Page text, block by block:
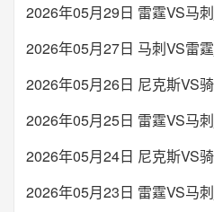
2026年05月29日 雷霆VS马
2026年05月27日 马刺VS雷
2026年05月25日 雷霆VS马
2026年05月23日 雷霆VS马